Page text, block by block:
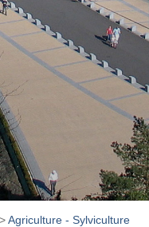
>Agriculture - Sylviculture